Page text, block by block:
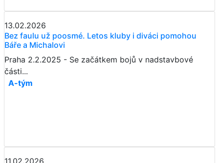
13.02.2026
Bez faulu už poosmé. Letos kluby i diváci pomohou
Báře a Michalovi
Praha 2.2.2025 - Se začátkem bojů v nadstavbové
části...
A-tým